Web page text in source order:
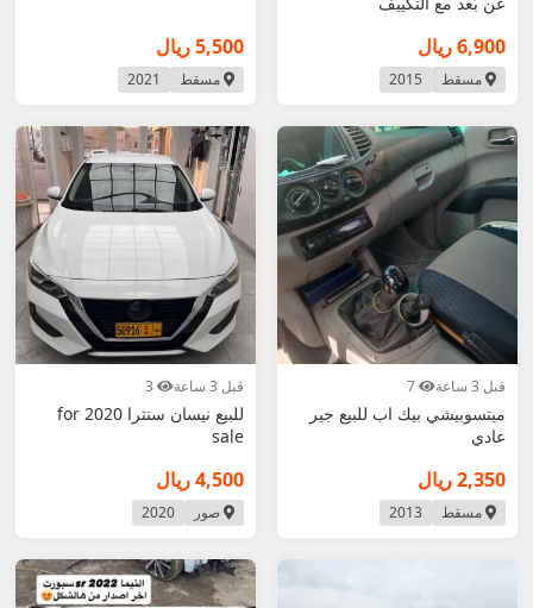
6,900 ريال
مسقط 2015
5,500 ريال
مسقط 2021
قبل 3 ساعة
ميتسوبيشي بيك اب للبيع جير
عادي
2,350 ريال
مسقط 2013
قبل 3 ساعة
للبيع نيسان سنترا 2020 for
sale
4,500 ريال
صور 2020